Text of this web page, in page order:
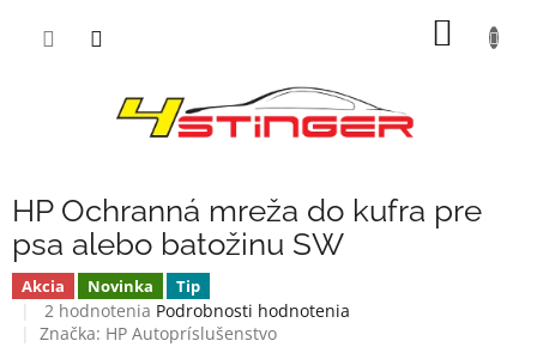
HP Ochranná mreža do kufra pre
psa alebo batožinu SW
Akcia Novinka Tip
Priemerné
hodnotenie
2 hodnotenia Podrobnosti hodnotenia
Značka: HP Autopríslušenstvo